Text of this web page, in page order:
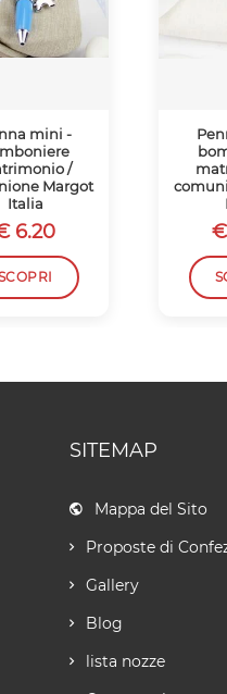
mini -
/
Margot
Italia
6.20
SITEMAP
Mappa del Sito
Proposte di
Gallery
Blog
lista nozze